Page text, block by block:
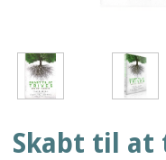
Skabt til at